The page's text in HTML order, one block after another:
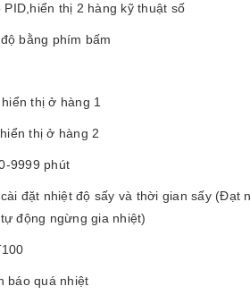
PID,hiển thị 2 hàng kỹ thuật số
bằng phím bấm
thị ở hàng 1
thị ở hàng 2
9999 phút
đặt nhiệt độ sấy và thời gian sấy
động ngừng gia nhiệt)
báo quá nhiệt